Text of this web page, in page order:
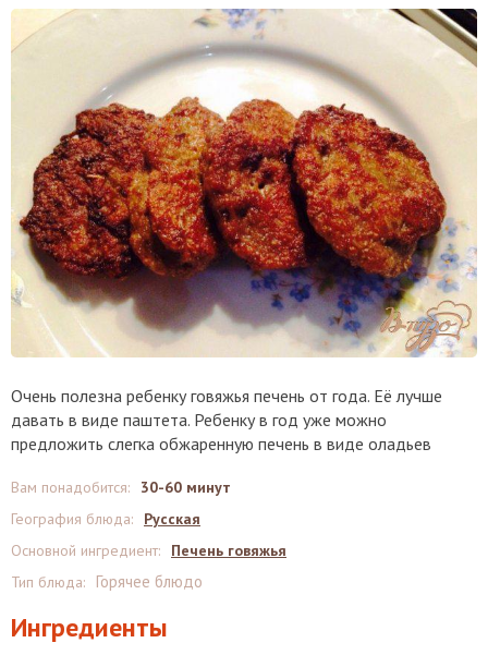
Очень полезна ребенку говяжья печень от года. Её лучше
давать в виде паштета. Ребенку в год уже можно
предложить слегка обжаренную печень в виде оладьев
Ингредиенты
Вам понадобится:
30-60 минут
География блюда:
Русская
Основной ингредиент:
Печень говяжья
Тип блюда: Горячее блюдо